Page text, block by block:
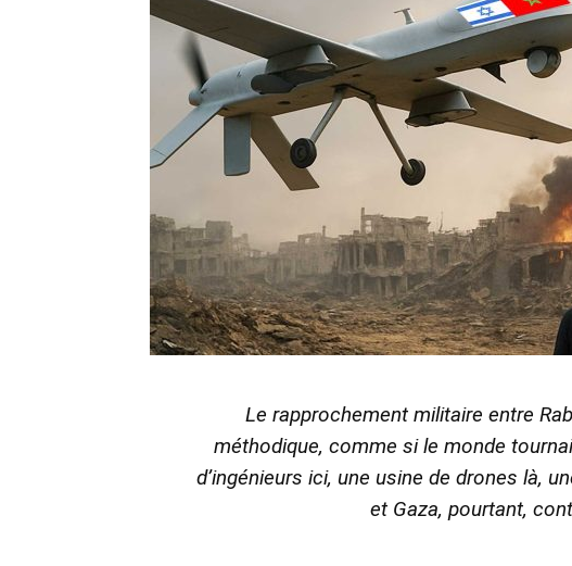
Le rapprochement militaire entre
méthodique, comme si le monde
d’ingénieurs ici, une usine de drones là,
et Gaza, pourtant,